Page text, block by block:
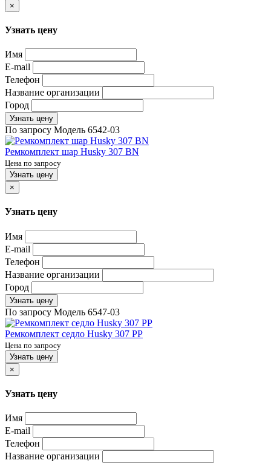
×
Узнать цену
Имя
E-mail
Телефон
Название организации
Город
Узнать цену
По запросу Модель 6542-03
Ремкомплект шар Husky 307 BN
Цена по запросу
Узнать цену
×
Узнать цену
Имя
E-mail
Телефон
Название организации
Город
Узнать цену
По запросу Модель 6547-03
Ремкомплект седло Husky 307 PP
Цена по запросу
Узнать цену
×
Узнать цену
Имя
E-mail
Телефон
Название организации